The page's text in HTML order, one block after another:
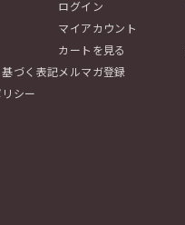
づく表記
シー
ログイン
マイアカウント
カートを見る
メルマガ登録